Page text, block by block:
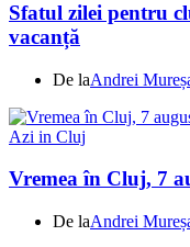
Sfatul zilei pentru
vacanță
De laAndrei
Azi in Cluj
Vremea în Cluj, 7
De laAndrei